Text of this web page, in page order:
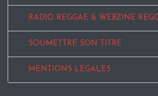
RADIO REGGAE & WEBZINE
SOUMETTRE SON TITRE
MENTIONS LEGALES